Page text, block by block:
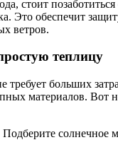
стоит
Это обеспечит
ветров.
теплицу
требует больших
материалов. Вот
Подберите солнечное